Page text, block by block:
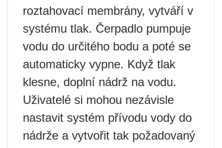
roztahovací membrány, vytváří v
systému tlak. Čerpadlo pumpuje
vodu do určitého bodu a poté se
automaticky vypne. Když tlak
klesne, doplní nádrž na vodu.
Uživatelé si mohou nezávisle
nastavit systém přívodu vody do
nádrže a vytvořit tak požadovaný